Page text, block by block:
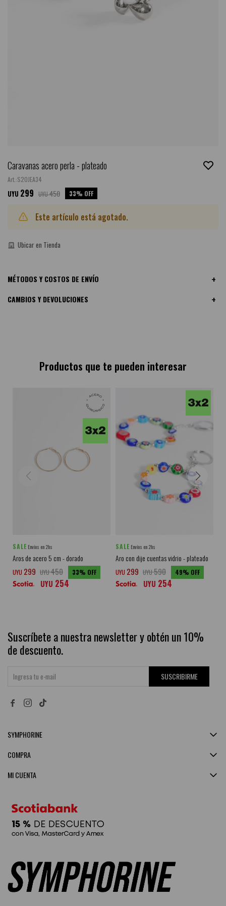
Caravanas acero perla - plateado
S20JEA34
UYU 299 UYU450 33
Este artículo está agotado.
Ubicar en Tienda
MÉTODOS Y COSTOS DE ENVÍO
CAMBIOS Y DEVOLUCIONES
Productos que te pueden interesar
SALE Envíos en 2hs
Aros de acero 5 cm - dorado
UYU 299 UYU450 33
UYU 254
SALE Envíos en 2hs
Aro con dije cuentas vidrio - plateado
UYU 299 UYU590 49
UYU 254
Suscríbete a nuestra newsletter y obtén un 10%
de descuento.
SUSCRIBIRME
 
SYMPHORINE
MI CUENTA
COMPRA